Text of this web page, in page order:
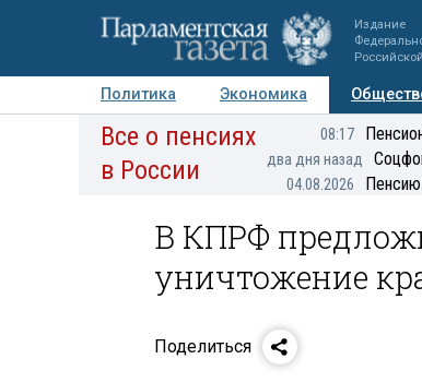
Издание
Политика Экономика
Авторы Персоны Мнения
Все о пенсиях
в России
08:17
два дня назад
04.08.2026 Пенсию
В КПРФ
уничтожение
Поделиться